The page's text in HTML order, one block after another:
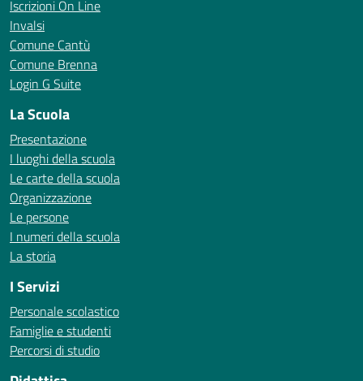
Iscrizioni On Line
Invalsi
Comune Cantù
Comune Brenna
Login G Suite
La Scuola
Presentazione
I luoghi della scuola
Le carte della scuola
Organizzazione
Le persone
I numeri della scuola
La storia
I Servizi
Personale scolastico
Famiglie e studenti
Percorsi di studio